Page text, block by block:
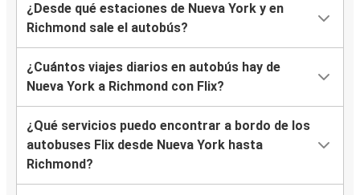
¿Desde qué estaciones de Nueva York y en
Richmond sale el autobús?
¿Cuántos viajes diarios en autobús hay de
Nueva York a Richmond con Flix?
¿Qué servicios puedo encontrar a bordo de los
autobuses Flix desde Nueva York hasta
Richmond?